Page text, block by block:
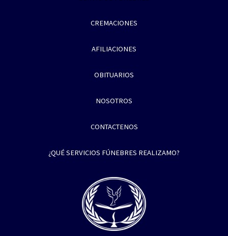
CREMACIONES
AFILIACIONES
OBITUARIOS
NOSOTROS
CONTACTENOS
¿QUÉ SERVICIOS FÚNEBRES REALIZAMO?